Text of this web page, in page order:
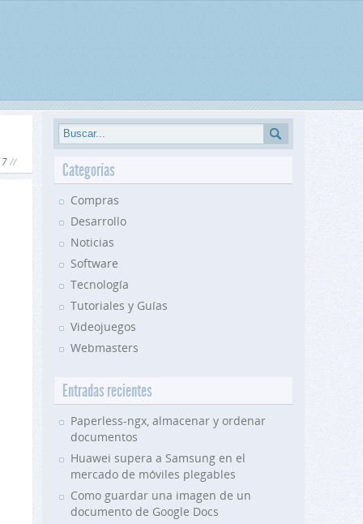
Categorías
Compras
Desarrollo
Noticias
Software
Tecnología
Tutoriales y Guías
Videojuegos
Webmasters
Entradas recientes
Paperless-ngx, almacenar y ordenar
documentos
Huawei supera a Samsung en el
mercado de móviles plegables
Como guardar una imagen de un
documento de Google Docs